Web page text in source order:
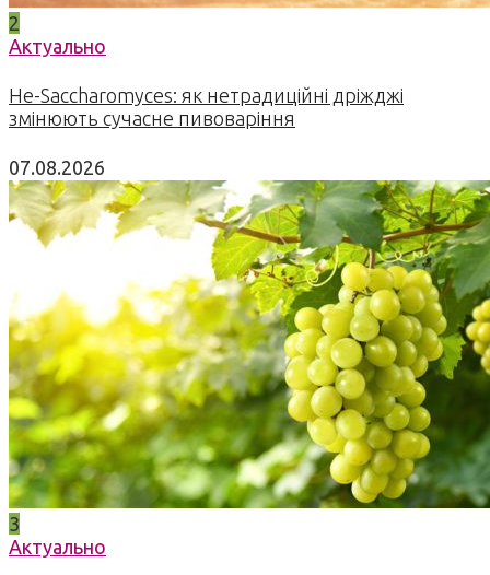
2
Актуально
Не-Saccharomyces: як нетрадиційні дріжджі
змінюють сучасне пивоваріння
07.08.2026
3
Актуально